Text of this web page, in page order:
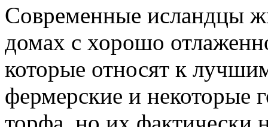
Современные исландцы
домах с хорошо
которые относят к
фермерские и некоторые